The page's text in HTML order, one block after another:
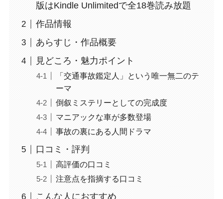
版はKindle Unlimitedで全18巻読み放題
作品情報
あらすじ・作品概要
見どころ・魅力ポイント
「交通事故鑑定人」という唯一無二のテ
ーマ
倒叙ミステリーとしての完成度
マニアックな車が多数登場
事故の裏にある人間ドラマ
口コミ・評判
高評価の口コミ
注意点を指摘する口コミ
こんな人におすすめ